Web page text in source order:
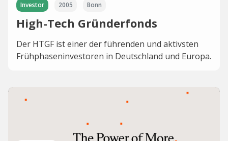
Investor 2005 Bonn
High-Tech Gründerfonds
Der HTGF ist einer der führenden und aktivsten
Frühphaseninvestoren in Deutschland und Europa.